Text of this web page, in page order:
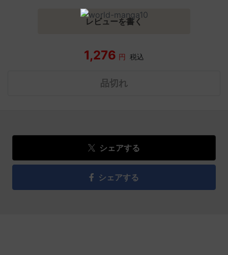
レビューを書く
1,276 円 税込
品切れ
シェアする
シェアする